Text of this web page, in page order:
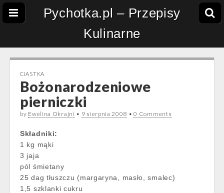
Pychotka.pl – Przepisy
Kulinarne
CIASTKA
Bożonarodzeniowe
pierniczki
by Ewelina Okrajni • 9 sierpnia 2008 •0 Comments
Składniki:
1 kg mąki
3 jaja
pól śmietany
25 dag tłuszczu (margaryna, masło, smalec)
1,5 szklanki cukru